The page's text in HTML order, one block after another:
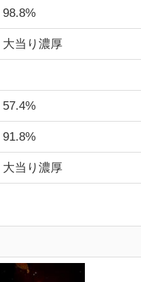
98.8%
大当り濃厚
57.4%
91.8%
大当り濃厚